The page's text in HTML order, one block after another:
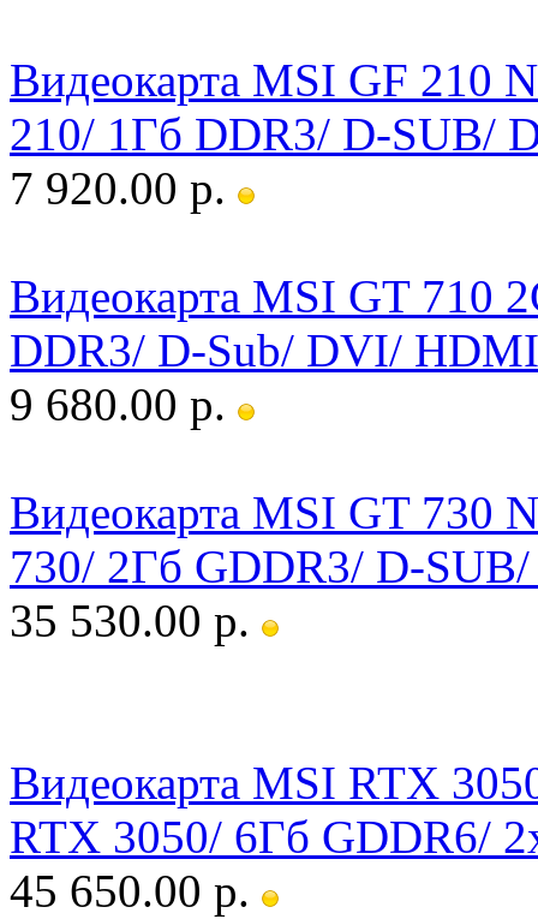
Видеокарта MSI GF 210
210/ 1Гб DDR3/ D-SUB/
7 920.00 р.
Видеокарта MSI GT 710
DDR3/ D-Sub/ DVI/
9 680.00 р.
Видеокарта MSI GT 730
730/ 2Гб GDDR3/ D-
35 530.00 р.
Видеокарта MSI RTX
RTX 3050/ 6Гб GDDR6/
45 650.00 р.